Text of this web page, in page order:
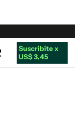
Suscribite x
US$ 3,45